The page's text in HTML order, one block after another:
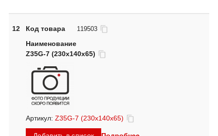
12 Код товара 119503
Z35G-7 (230x140x65)
Артикул: Z35G-7 (230x140x65)